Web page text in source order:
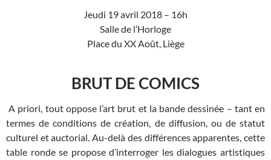
Jeudi 19 avril 2018 – 16h
Salle de l’Horloge
Place du XX Août, Liège
BRUT DE COMICS
A priori, tout oppose l’art brut et la bande dessinée – tant en
termes de conditions de création, de diffusion, ou de statut
culturel et auctorial. Au-delà des différences apparentes, cette
table ronde se propose d’interroger les dialogues artistiques